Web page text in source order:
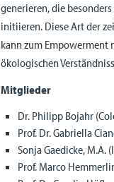
generieren, die
initiieren. Diese Art der
kann zum Empowerment
ökologischen
Mitglieder
Dr. Philipp Bojahr
Prof. Dr. Gabriella
Sonja Gaedicke, M.A.
Prof. Marco